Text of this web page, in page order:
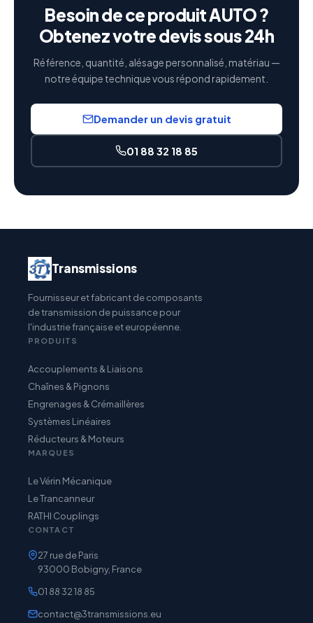
Besoin de ce produit AUTO ?
Obtenez votre devis sous 24h
Référence, quantité, alésage personnalisé, matériau —
notre équipe technique vous répond rapidement.
Demander un devis gratuit
01 88 32 18 85
Transmissions
Fournisseur et fabricant de composants
de transmission de puissance pour
l'industrie française et européenne.
PRODUITS
Accouplements & Liaisons
Chaînes & Pignons
Engrenages & Crémaillères
Systèmes Linéaires
Réducteurs & Moteurs
MARQUES
Le Vérin Mécanique
Le Trancanneur
RATHI Couplings
CONTACT
27 rue de Paris
93000 Bobigny, France
01 88 32 18 85
contact@3transmissions.eu